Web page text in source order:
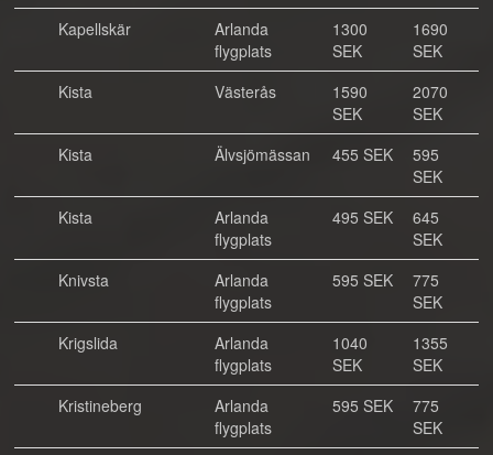
Kapellskär
Arlanda
flygplats
1300
SEK
1690
SEK
Kista
Västerås
1590
SEK
2070
SEK
Kista
Älvsjömässan 455 SEK
595
SEK
Kista
Arlanda
flygplats
495 SEK
645
SEK
Knivsta
Arlanda
flygplats
595 SEK
775
SEK
Krigslida
Arlanda
flygplats
1040
SEK
1355
SEK
Kristineberg
Arlanda
flygplats
595 SEK
775
SEK